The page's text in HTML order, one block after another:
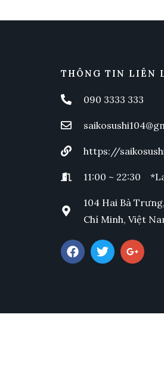
THÔNG TIN LIÊN
090 3333 333
https://
11:00 ~ 22:30
104 Hai Bà
Chí Minh, Việt